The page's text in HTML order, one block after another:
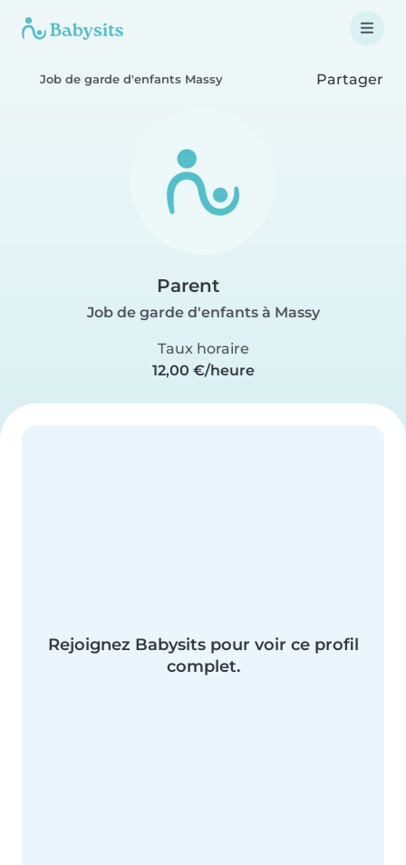
Job de garde d'enfants Massy Partager
Parent
Job de garde d'enfants à Massy
Taux horaire
12,00 €/heure
Rejoignez Babysits pour voir ce profil
complet.